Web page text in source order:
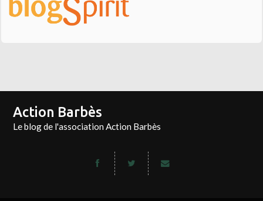
Action Barbès
Le blog de l'association Action Barbès